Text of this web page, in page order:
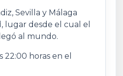
Sevilla y Málaga
lugar desde el cual el
al mundo.
22:00 horas en el